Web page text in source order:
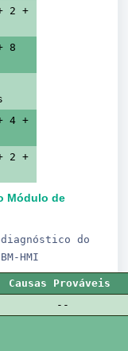
2 +
8
4 +
2 +
Módulo de
do
HMI
Causas Prováveis
--